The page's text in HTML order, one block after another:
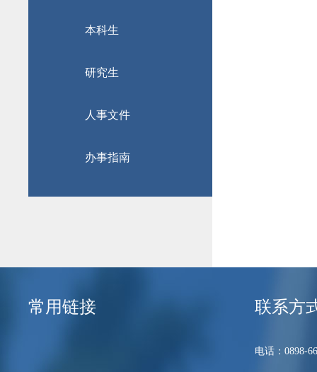
本科生
研究生
人事文件
办事指南
常用链接 联系方
电话：0898-